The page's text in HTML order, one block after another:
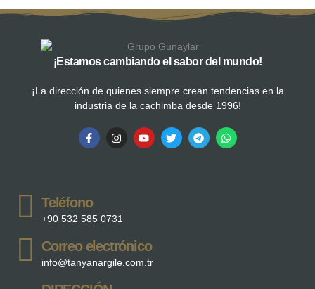
¡Estamos cambiando el sabor del mundo!
¡La dirección de quienes siempre crean tendencias en la
industria de la cachimba desde 1996!
Teléfono
+90 532 585 0731
Correo electrónico
info@tanyanargile.com.tr